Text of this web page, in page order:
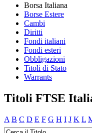
Borsa Italiana
Borse Estere
Cambi
Diritti
Fondi italiani
Fondi esteri
Obbligazioni
Titoli di Stato
Warrants
Titoli FTSE
A B C D E F G H I J K L